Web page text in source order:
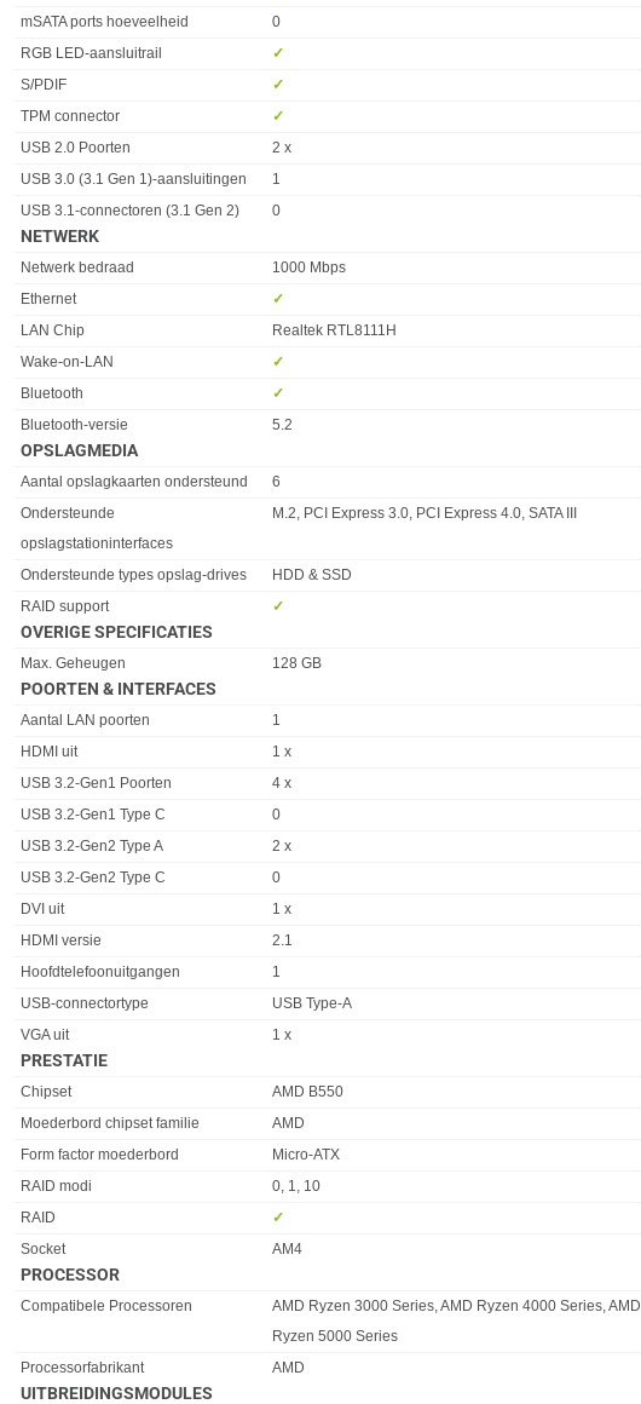
mSATA ports hoeveelheid
0
RGB LED-aansluitrail
✓︎
S/PDIF
✓︎
TPM connector
✓︎
USB 2.0 Poorten
2 x
USB 3.0 (3.1 Gen 1)-aansluitingen
1
USB 3.1-connectoren (3.1 Gen 2)
0
NETWERK
Eigenschap Waarde
Netwerk bedraad
1000 Mbps
Ethernet
✓︎
LAN Chip
Realtek RTL8111H
Wake-on-LAN
✓︎
Bluetooth
✓︎
Bluetooth-versie
5.2
OPSLAGMEDIA
Eigenschap Waarde
Aantal opslagkaarten ondersteund
6
Ondersteunde
opslagstationinterfaces
M.2, PCI Express 3.0, PCI Express 4.0, SATA III
Ondersteunde types opslag-drives
HDD & SSD
RAID support
✓︎
OVERIGE SPECIFICATIES
Eigenschap Waarde
Max. Geheugen 128 GB
POORTEN & INTERFACES
Eigenschap Waarde
Aantal LAN poorten
1
HDMI uit
1 x
USB 3.2-Gen1 Poorten
4 x
USB 3.2-Gen1 Type C
0
USB 3.2-Gen2 Type A
2 x
USB 3.2-Gen2 Type C
0
DVI uit
1 x
HDMI versie
2.1
Hoofdtelefoonuitgangen
1
USB-connectortype
USB Type-A
VGA uit
1 x
PRESTATIE
Eigenschap
Chipset
AMD B550
Moederbord chipset familie
AMD
Form factor moederbord
Micro-ATX
RAID modi
0, 1, 10
RAID
✓︎
Socket
AM4
PROCESSOR
Eigenschap Waarde
Compatibele Processoren
AMD Ryzen 3000 Series, AMD Ryzen 4000 Series, AMD
Ryzen 5000 Series
Processorfabrikant
AMD
UITBREIDINGSMODULES